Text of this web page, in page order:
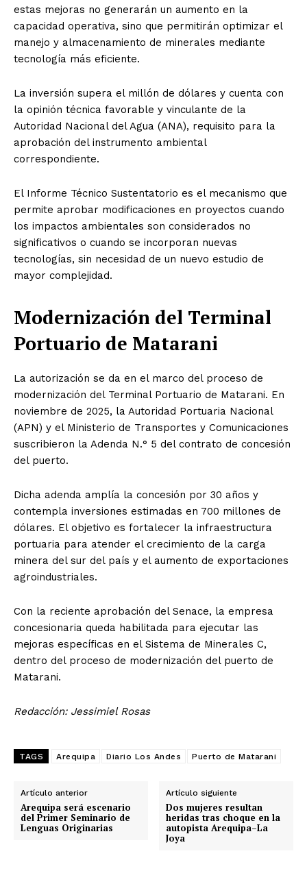
estas mejoras no generarán un aumento en la
capacidad operativa, sino que permitirán optimizar el
manejo y almacenamiento de minerales mediante
tecnología más eficiente.
La inversión supera el millón de dólares y cuenta con
la opinión técnica favorable y vinculante de la
Autoridad Nacional del Agua (ANA), requisito para la
aprobación del instrumento ambiental
correspondiente.
El Informe Técnico Sustentatorio es el mecanismo que
permite aprobar modificaciones en proyectos cuando
los impactos ambientales son considerados no
significativos o cuando se incorporan nuevas
tecnologías, sin necesidad de un nuevo estudio de
mayor complejidad.
Modernización del Terminal
Portuario de Matarani
La autorización se da en el marco del proceso de
modernización del Terminal Portuario de Matarani. En
noviembre de 2025, la Autoridad Portuaria Nacional
(APN) y el Ministerio de Transportes y Comunicaciones
suscribieron la Adenda N.° 5 del contrato de concesión
del puerto.
Dicha adenda amplía la concesión por 30 años y
contempla inversiones estimadas en 700 millones de
dólares. El objetivo es fortalecer la infraestructura
portuaria para atender el crecimiento de la carga
minera del sur del país y el aumento de exportaciones
agroindustriales.
Con la reciente aprobación del Senace, la empresa
concesionaria queda habilitada para ejecutar las
mejoras específicas en el Sistema de Minerales C,
dentro del proceso de modernización del puerto de
Matarani.
Redacción: Jessimiel Rosas
TAGS Arequipa Diario Los Andes Puerto de Matarani
Artículo anterior
Arequipa será escenario
del Primer Seminario de
Lenguas Originarias
Artículo siguiente
Dos mujeres resultan
heridas tras choque en la
autopista Arequipa–La
Joya